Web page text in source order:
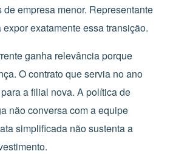
empresa menor. Representante
exatamente essa transição.
ganha relevância porque
O contrato que servia no ano
a filial nova. A política de
não conversa com a equipe
simplificada não sustenta a